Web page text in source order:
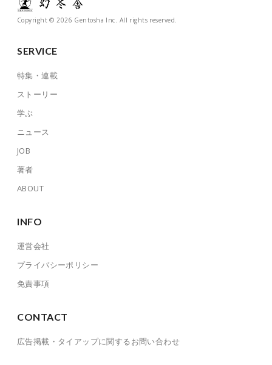
Copyright © 2026 Gentosha Inc. All rights reserved.
SERVICE
特集・連載
ストーリー
学ぶ
ニュース
JOB
著者
ABOUT
INFO
運営会社
プライバシーポリシー
免責事項
CONTACT
広告掲載・タイアップに関するお問い合わせ